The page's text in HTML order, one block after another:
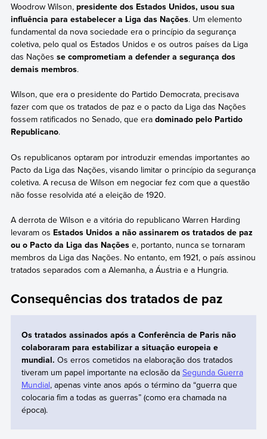
Woodrow Wilson, presidente dos Estados Unidos, usou sua
influência para estabelecer a Liga das Nações. Um elemento
fundamental da nova sociedade era o princípio da segurança
coletiva, pelo qual os Estados Unidos e os outros países da Liga
das Nações se comprometiam a defender a segurança dos
demais membros.
Wilson, que era o presidente do Partido Democrata, precisava
fazer com que os tratados de paz e o pacto da Liga das Nações
fossem ratificados no Senado, que era dominado pelo Partido
Republicano.
Os republicanos optaram por introduzir emendas importantes ao
Pacto da Liga das Nações, visando limitar o princípio da segurança
coletiva. A recusa de Wilson em negociar fez com que a questão
não fosse resolvida até a eleição de 1920.
A derrota de Wilson e a vitória do republicano Warren Harding
levaram os Estados Unidos a não assinarem os tratados de paz
ou o Pacto da Liga das Naçõese, portanto, nunca se tornaram
membros da Liga das Nações. No entanto, em 1921, o país assinou
tratados separados com a Alemanha, a Áustria e a Hungria.
Consequências dos tratados de paz
Os tratados assinados após a Conferência de Paris não
colaboraram para estabilizar a situação europeia e
mundial. Os erros cometidos na elaboração dos tratados
tiveram um papel importante na eclosão da Segunda Guerra
Mundial, apenas vinte anos após o término da “guerra que
colocaria fim a todas as guerras” (como era chamada na
época).